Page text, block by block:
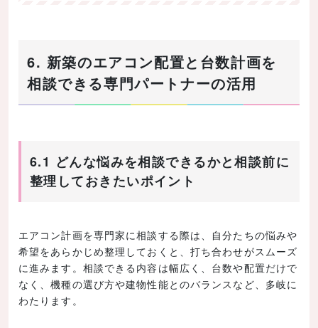
6. 新築のエアコン配置と台数計画を
相談できる専門パートナーの活用
6.1 どんな悩みを相談できるかと相談前に
整理しておきたいポイント
エアコン計画を専門家に相談する際は、自分たちの悩みや
希望をあらかじめ整理しておくと、打ち合わせがスムーズ
に進みます。相談できる内容は幅広く、台数や配置だけで
なく、機種の選び方や建物性能とのバランスなど、多岐に
わたります。